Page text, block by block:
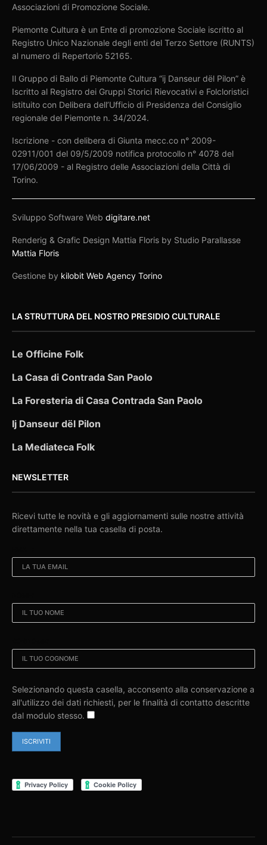
Associazioni di Promozione Sociale.
Piemonte Cultura è un Ente di promozione Sociale iscritto al
Registro Unico Nazionale degli enti del Terzo Settore (RUNTS)
al numero di Repertorio 52165.
Il Gruppo di Ballo di Piemonte Cultura “ij Danseur dël Pilon” è
Iscritto al Registro dei Gruppi Storici Rievocativi e Folcloristici
istituito con Delibera dell’Ufficio di Presidenza del Consiglio
regionale del Piemonte n. 34/2024.
Iscrizione - con delibera di Giunta mecc.co n° 2009-
02911/001 del 09/5/2009 notifica protocollo n° 4078 del
17/06/2009 - al Registro delle Associazioni della Città di
Torino.
Sviluppo Software Webdigitare.net
Renderig & Grafic Design Mattia Floris by Studio Parallasse
Mattia Floris
Gestione by kilobit Web Agency Torino
LA STRUTTURA DEL NOSTRO PRESIDIO CULTURALE
Le Officine Folk
La Casa di Contrada San Paolo
La Foresteria di Casa Contrada San Paolo
Ij Danseur dël Pilon
La Mediateca Folk
NEWSLETTER
Ricevi tutte le novità e gli aggiornamenti sulle nostre attività
direttamente nella tua casella di posta.
Selezionando questa casella, acconsento alla conservazione a
all'utilizzo dei dati richiesti, per le finalità di contatto descritte
dal modulo stesso.